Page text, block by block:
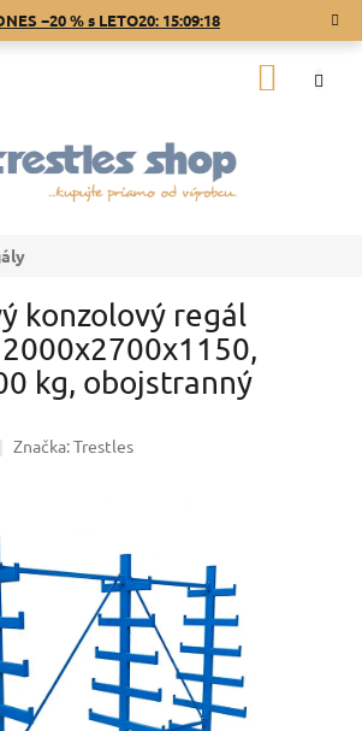
−20 % s LETO20: 15:09:18
konzolový regál
kg, obojstranný
Značka:Trestles